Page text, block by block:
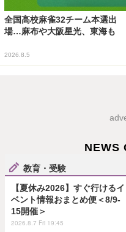
全国高校麻雀32チーム本選出
場…麻布や大阪星光、東海も
2026.8.5
NEWS
教育・受験
【夏休み2026】すぐ行けるイ
ベント情報おまとめ便＜8/9-
15開催＞
2026.8.7 Fri 19:45